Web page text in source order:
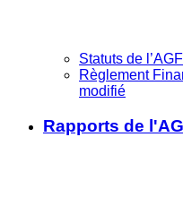
Statuts de
Règlement
modifié
Rapports de